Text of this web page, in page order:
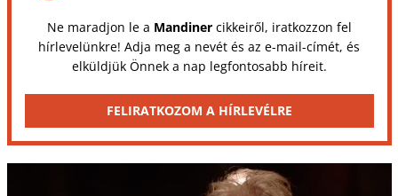
Ne maradjon le a Mandinercikkeiről, iratkozzon fel
hírlevelünkre! Adja meg a nevét és az e-mail-címét, és
elküldjük Önnek a nap legfontosabb híreit.
FELIRATKOZOM A HÍRLEVÉLRE